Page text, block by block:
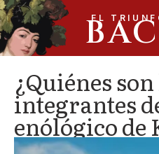
EL
¿Quiénes
integrantes
enólógico de